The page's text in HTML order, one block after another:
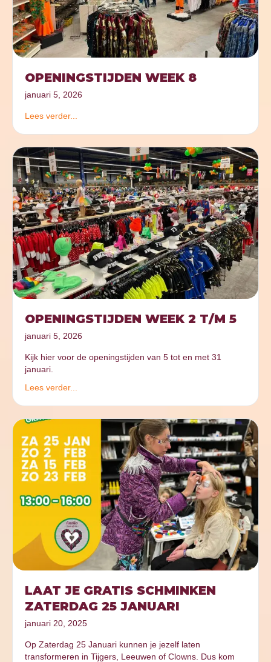
OPENINGSTIJDEN WEEK 8
januari 5, 2026
Lees verder...
OPENINGSTIJDEN WEEK 2 T/M 5
januari 5, 2026
Kijk hier voor de openingstijden van 5 tot en met 31
januari.
Lees verder...
LAAT JE GRATIS SCHMINKEN
ZATERDAG 25 JANUARI
januari 20, 2025
Op Zaterdag 25 Januari kunnen je jezelf laten
transformeren in Tijgers, Leeuwen of Clowns. Dus kom